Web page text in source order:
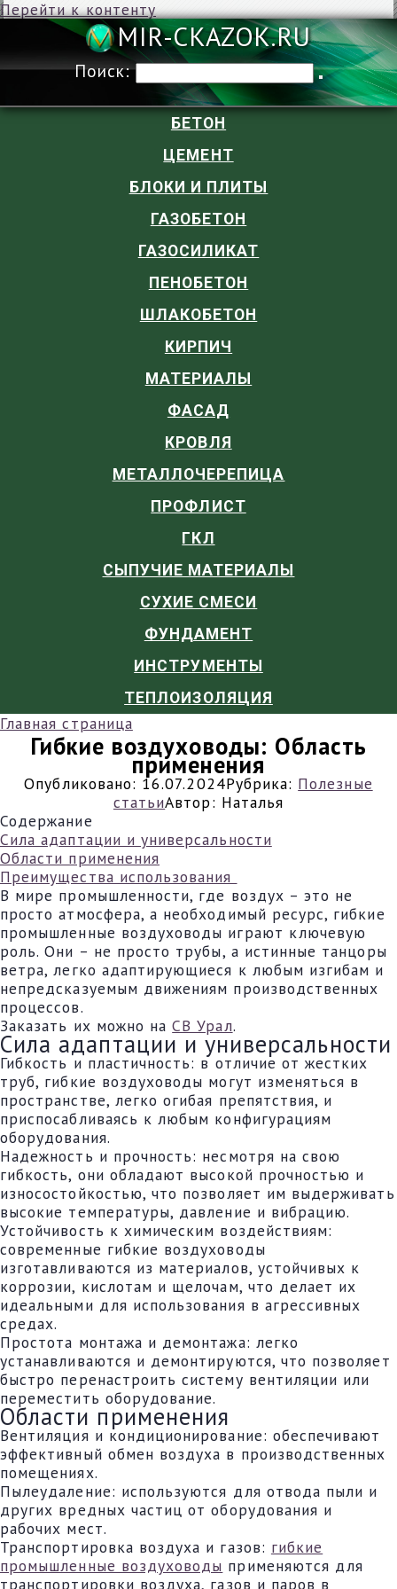
Перейти к контенту
MIR-
Поиск:
БЕТОН
ЦЕМЕНТ
БЛОКИ И ПЛИТЫ
ГАЗОБЕТОН
ГАЗОСИЛИКАТ
ПЕНОБЕТОН
ШЛАКОБЕТОН
КИРПИЧ
МАТЕРИАЛЫ
ФАСАД
КРОВЛЯ
МЕТАЛЛОЧЕРЕПИЦА
ПРОФЛИСТ
ГКЛ
СЫПУЧИЕ МАТЕРИАЛЫ
СУХИЕ СМЕСИ
ФУНДАМЕНТ
ИНСТРУМЕНТЫ
ТЕПЛОИЗОЛЯЦИЯ
Главная страница
Гибкие воздуховоды: Область
применения
Опубликовано: 16.07.2024Рубрика: Полезные
статьиАвтор: Наталья
Содержание
Сила адаптации и универсальности
Области применения
Преимущества использования
В мире промышленности, где воздух – это не
просто атмосфера, а необходимый ресурс, гибкие
промышленные воздуховоды играют ключевую
роль. Они – не просто трубы, а истинные танцоры
ветра, легко адаптирующиеся к любым изгибам и
непредсказуемым движениям производственных
процессов.
Заказать их можно наСВ Урал.
Сила адаптации и универсальности
Гибкость и пластичность: в отличие от жестких
труб, гибкие воздуховоды могут изменяться в
пространстве, легко огибая препятствия, и
приспосабливаясь к любым конфигурациям
оборудования.
Надежность и прочность: несмотря на свою
гибкость, они обладают высокой прочностью и
износостойкостью, что позволяет им выдерживать
высокие температуры, давление и вибрацию.
Устойчивость к химическим воздействиям:
современные гибкие воздуховоды
изготавливаются из материалов, устойчивых к
коррозии, кислотам и щелочам, что делает их
идеальными для использования в агрессивных
средах.
Простота монтажа и демонтажа: легко
устанавливаются и демонтируются, что позволяет
быстро перенастроить систему вентиляции или
переместить оборудование.
Области применения
Вентиляция и кондиционирование: обеспечивают
эффективный обмен воздуха в производственных
помещениях.
Пылеудаление: используются для отвода пыли и
других вредных частиц от оборудования и
рабочих мест.
Транспортировка воздуха и газов: гибкие
промышленные воздуховоды применяются для
транспортировки воздуха, газов и паров в